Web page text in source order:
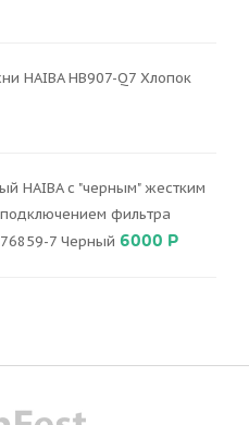
HAIBA HB907-Q7 Хлопок
HAIBA с "черным" жестким
фильтра
7 Черный 6000 Р